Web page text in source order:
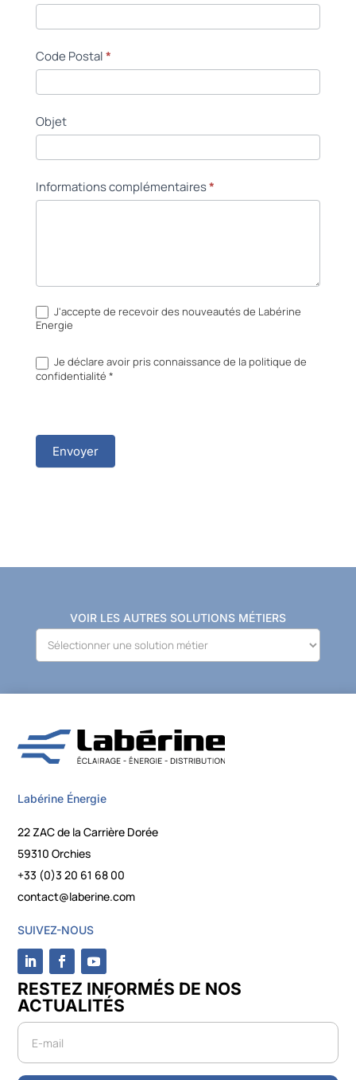
Code Postal*
Objet
Informations complémentaires*
J'accepte de recevoir des nouveautés de Labérine
Energie
Je déclare avoir pris connaissance de la politique de
confidentialité *
Envoyer
VOIR LES AUTRES SOLUTIONS MÉTIERS
Labérine Énergie
22 ZAC de la Carrière Dorée
59310 Orchies
+33 (0)3 20 61 68 00
contact@laberine.com
SUIVEZ-NOUS
RESTEZ INFORMÉS DE NOS
ACTUALITÉS
Newsletter